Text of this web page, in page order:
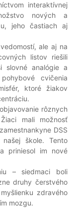
interaktívnej
nových a
jeho častiach aj
ale aj na
listov riešili
slovné analógie a
cvičenia
ktoré žiakov
rôznych
mali možnosť
DSS
škole. Tento
priniesol im nové
– siedmaci boli
druhy čerstvého
zdravého
mozgu.